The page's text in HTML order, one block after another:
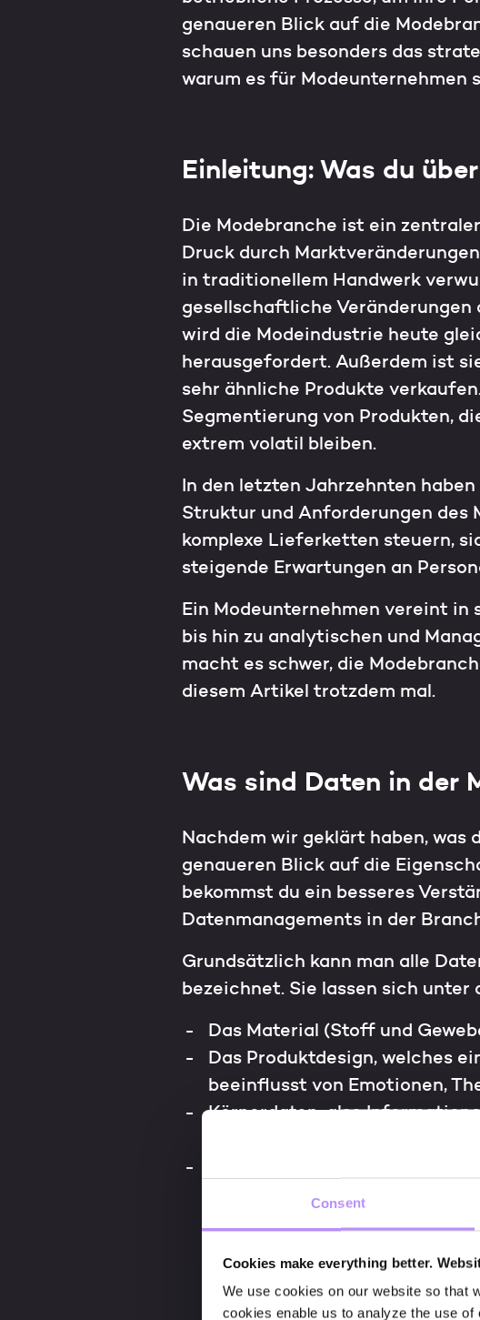
Consent
Cookies make everything better.
We use cookies on our website so that
cookies enable us to analyze the use
genaueren Blick auf die
schauen uns besonders das
warum es für Modeunternehmen
Einleitung: Was du
Die Modebranche ist ein
Druck durch
in traditionellem Handwerk
gesellschaftliche Veränderungen
wird die Modeindustrie heute
herausgefordert. Außerdem ist
sehr ähnliche Produkte
Segmentierung von Produkten,
extrem volatil bleiben.
In den letzten Jahrzehnten
Struktur und Anforderungen des
komplexe Lieferketten steuern,
steigende Erwartungen an
Ein Modeunternehmen vereint
bis hin zu analytischen und
macht es schwer, die
diesem Artikel trotzdem mal.
Was sind Daten in der
Nachdem wir geklärt haben, was
genaueren Blick auf die
bekommst du ein besseres
Datenmanagements in der
Grundsätzlich kann man alle
bezeichnet. Sie lassen sich unter
Das Material (Stoff und
Das Produktdesign, welches
beeinflusst von Emotionen,
Körperdaten, also
Das technische Design des
wie das Produkt gefertigt